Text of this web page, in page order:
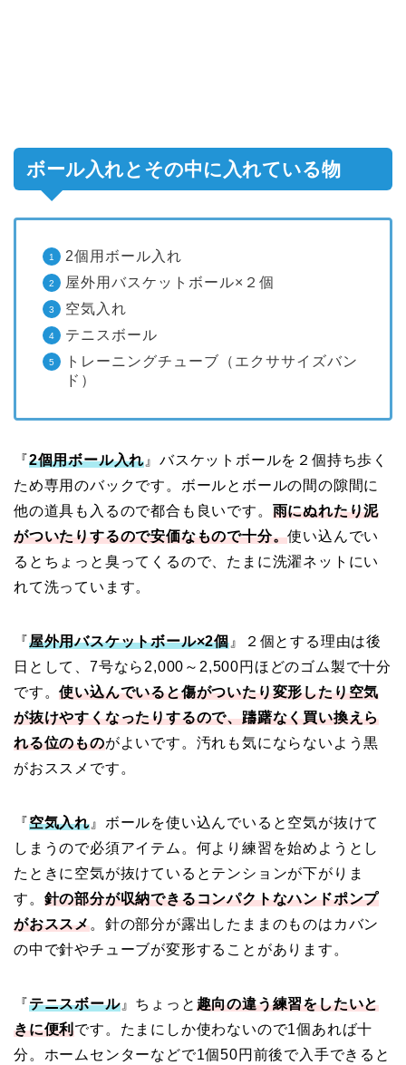
ボール入れとその中に入れている物
2個用ボール入れ
屋外用バスケットボール×２個
空気入れ
テニスボール
トレーニングチューブ（エクササイズバン
ド）
『2個用ボール入れ』バスケットボールを２個持ち歩く
ため専用のバックです。ボールとボールの間の隙間に
他の道具も入るので都合も良いです。 雨にぬれたり泥
がついたりするので安価なもので十分。使い込んでい
るとちょっと臭ってくるので、たまに洗濯ネットにい
れて洗っています。
『屋外用バスケットボール×2個』２個とする理由は後
日として、7号なら2,000～2,500円ほどのゴム製で十分
です。使い込んでいると傷がついたり変形したり空気
が抜けやすくなったりするので、躊躇なく買い換えら
れる位のものがよいです。汚れも気にならないよう黒
がおススメです。
『空気入れ』ボールを使い込んでいると空気が抜けて
しまうので必須アイテム。何より練習を始めようとし
たときに空気が抜けているとテンションが下がりま
す。 針の部分が収納できるコンパクトなハンドポンプ
がおススメ。針の部分が露出したままのものはカバン
の中で針やチューブが変形することがあります。
『テニスボール』ちょっと 趣向の違う練習をしたいと
きに便利です。たまにしか使わないので1個あれば十
分。ホームセンターなどで1個50円前後で入手できると